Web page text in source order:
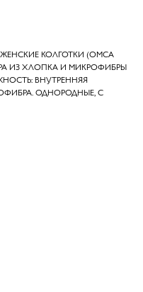
КОЛГОТКИ (ОМСА
ИЗ ХЛОПКА И МИКРОФИБРЫ
ВНУТРЕННЯЯ
ОДНОРОДНЫЕ, С